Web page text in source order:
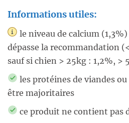
Informations utiles:
le niveau de calcium
dépasse la recommandation
sauf si chien > 25kg : 1,2%, >
les protéines de viandes
être majoritaires
ce produit ne contient pas